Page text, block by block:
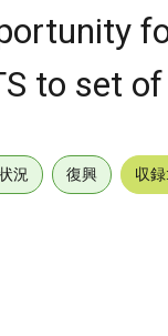
to set
況 復興 収